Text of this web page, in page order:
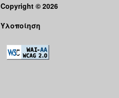
Copyright © 2026
Υλοποίηση